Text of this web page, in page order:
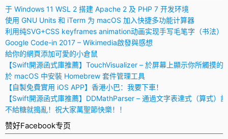
于 Windows 11 WSL 2 搭建 Apache 2 及 PHP 7 开发环境
使用 GNU Units 和 iTerm 为 macOS 加入快捷多功能计算器
利用纯SVG+CSS keyframes animation动画实现手写毛笔字（书法）
Google Code-in 2017 – Wikimedia啟發與感想
給你的網頁添加可愛的小倉鼠
【Swift開源函式庫推薦】TouchVisualizer – 於屏幕上顯示你所觸摸的
於 macOS 中安裝 Homebrew 套件管理工具
【自製免費實用 iOS APP】香港小巴：我要下車！
【Swift開源函式庫推薦】DDMathParser – 通過文字表達式（算式）
不給糖就搗亂！祝大家萬聖節快樂！！
赞好Facebook专页